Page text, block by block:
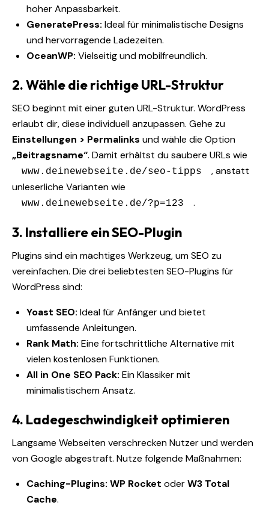
hoher Anpassbarkeit.
GeneratePress: Ideal für minimalistische Designs
und hervorragende Ladezeiten.
OceanWP: Vielseitig und mobilfreundlich.
2. Wähle die richtige URL-Struktur
SEO beginnt mit einer guten URL-Struktur. WordPress
erlaubt dir, diese individuell anzupassen. Gehe zu
Einstellungen > Permalinks und wähle die Option
„Beitragsname“. Damit erhältst du saubere URLs wie
www.deinewebseite.de/seo-tipps
, anstatt
unleserliche Varianten wie
www.deinewebseite.de/?p=123 .
3. Installiere ein SEO-Plugin
Plugins sind ein mächtiges Werkzeug, um SEO zu
vereinfachen. Die drei beliebtesten SEO-Plugins für
WordPress sind:
Yoast SEO: Ideal für Anfänger und bietet
umfassende Anleitungen.
Rank Math: Eine fortschrittliche Alternative mit
vielen kostenlosen Funktionen.
All in One SEO Pack: Ein Klassiker mit
minimalistischem Ansatz.
4. Ladegeschwindigkeit optimieren
Langsame Webseiten verschrecken Nutzer und werden
von Google abgestraft. Nutze folgende Maßnahmen:
Caching-Plugins: WP Rocket oderW3 Total
Cache.